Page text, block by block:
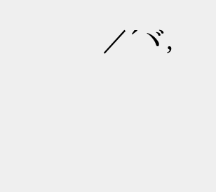
／´ヾ, r
/